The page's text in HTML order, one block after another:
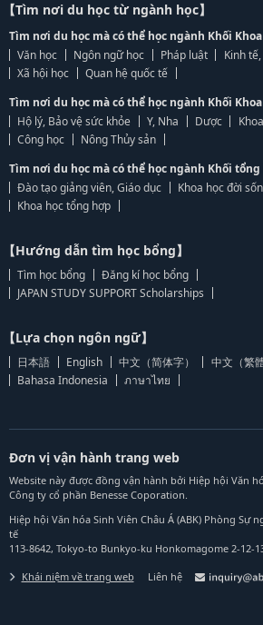
【Tìm nơi du học từ ngành học】
Tìm nơi du học mà có thể học ngành Khối
Văn học
Ngôn ngữ học Pháp luật
Kinh
Xã hội học
Quan hệ quốc tế
Tìm nơi du học mà có thể học ngành Khối
Hộ lý, Bảo vệ sức khỏe
Y, Nha Dược
Công học
Nông Thủy sản
Tìm nơi du học mà có thể học ngành Khối
Đào tạo giảng viên, Giáo dục
Khoa học đời
Khoa học tổng hợp
【Hướng dẫn tìm học bổng】
Tìm học bổng
Đăng kí học bổng
JAPAN STUDY SUPPORT Scholarships
【Lựa chọn ngôn ngữ】
日本語 English 中文（简体字） 中文（繁
Bahasa Indonesia
ภาษาไทย
Đơn vị vận hành trang web
Website này được đồng vận hành bởi Hiệp hội Văn
Công ty cổ phần Benesse Coporation.
Hiệp hội Văn hóa Sinh Viên Châu Á (ABK) Phòng Sự
tế
113-8642, Tokyo-to Bunkyo-ku Honkomagome 2-12-
Khái niệm về trang web Liên hệ